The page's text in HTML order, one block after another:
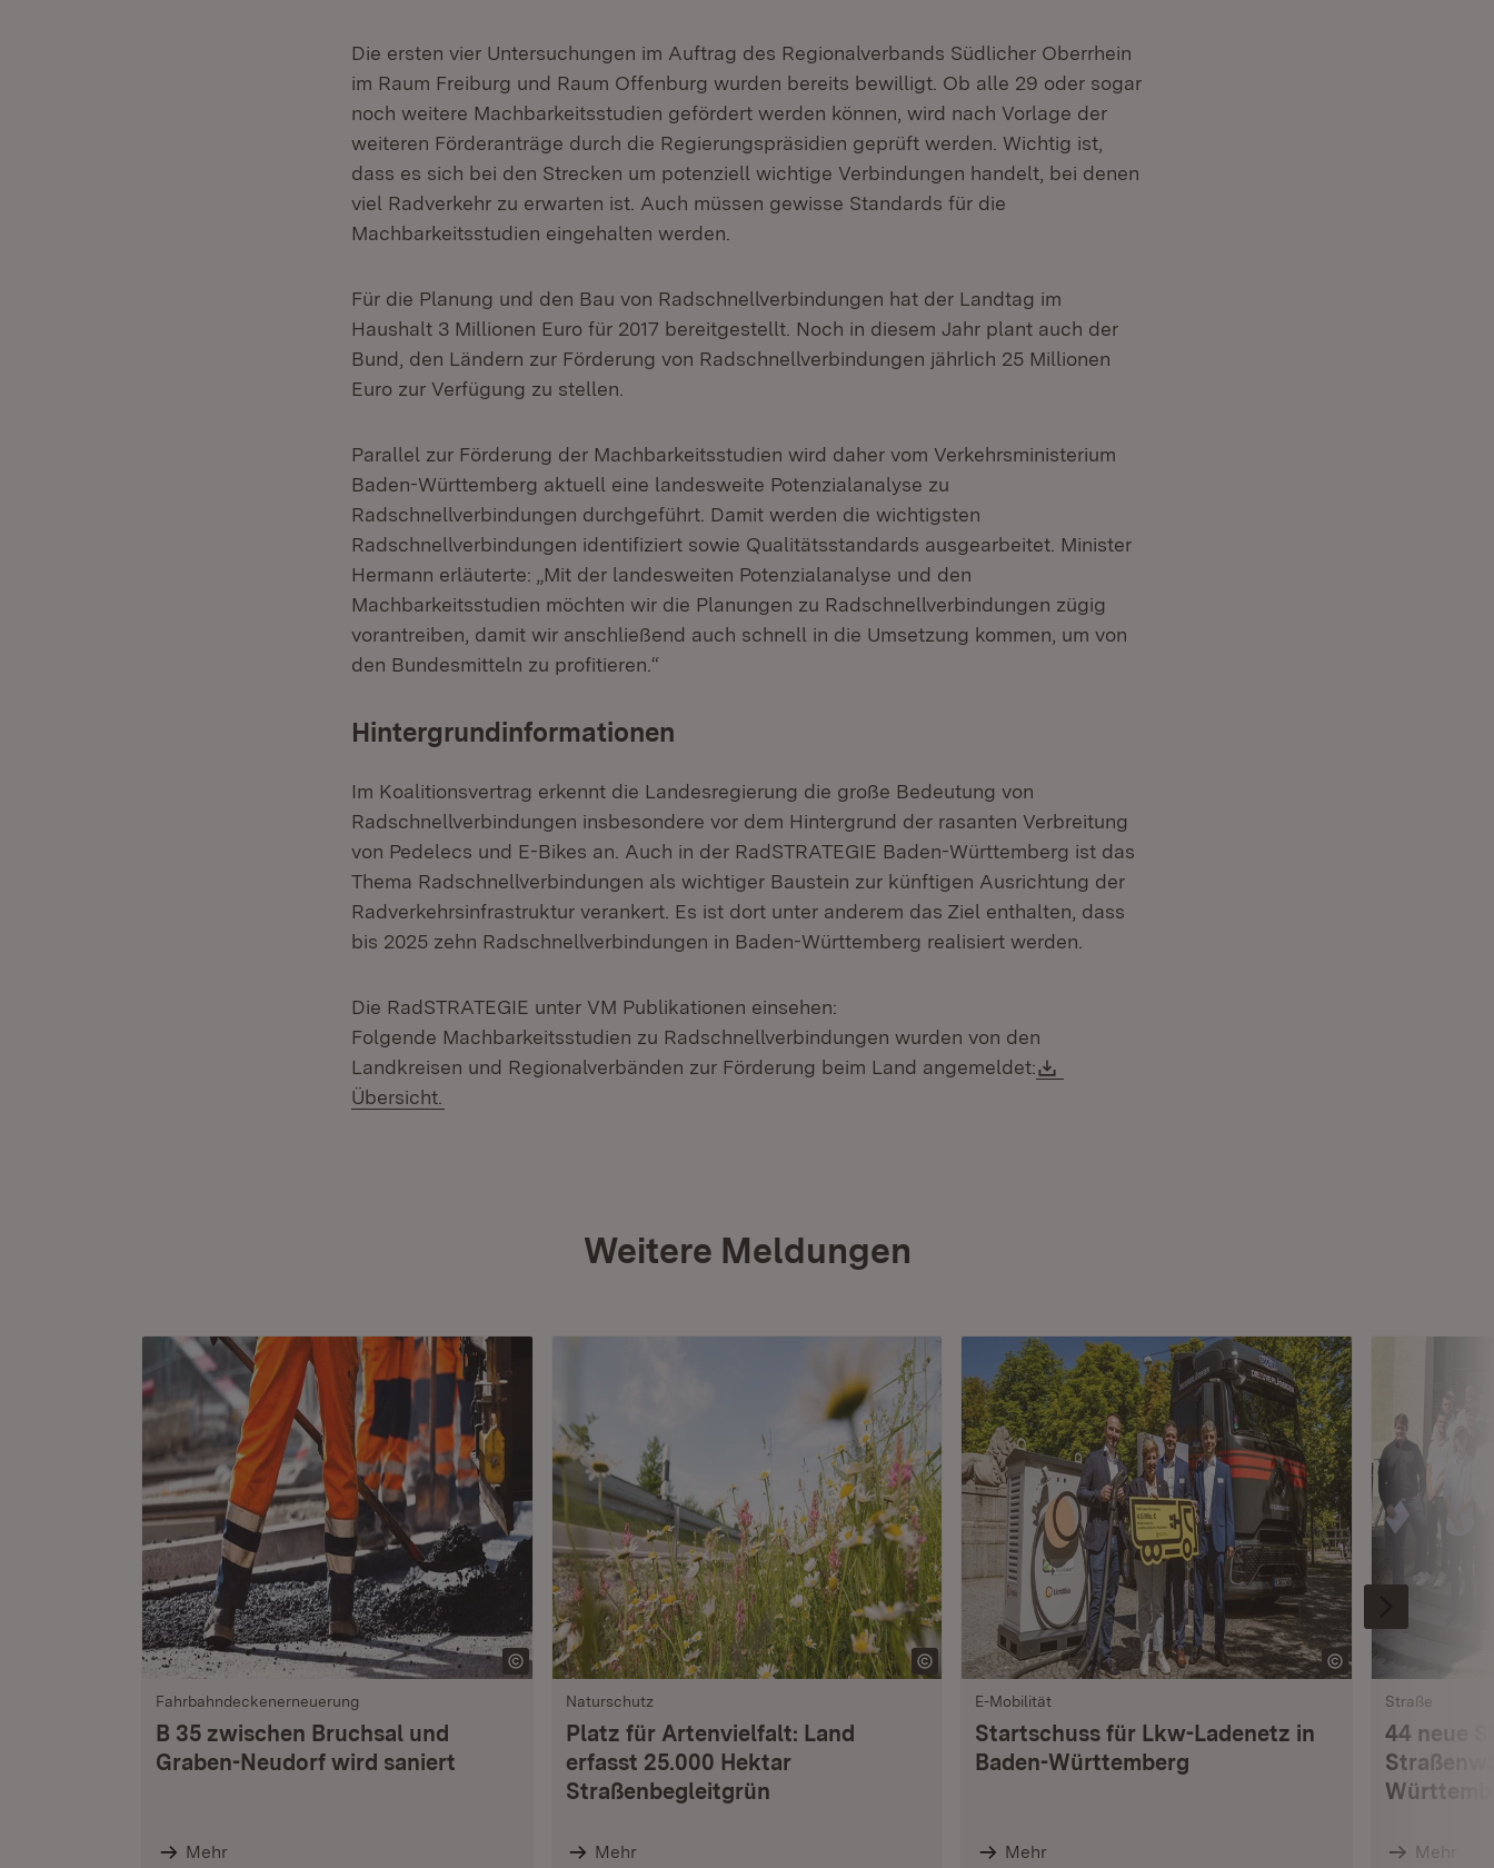
Die ersten vier Untersuchungen im Auftrag des Regionalverbands Südlicher Oberrhein
im Raum Freiburg und Raum Offenburg wurden bereits bewilligt. Ob alle 29 oder sogar
noch weitere Machbarkeitsstudien gefördert werden können, wird nach Vorlage der
weiteren Förderanträge durch die Regierungspräsidien geprüft werden. Wichtig ist,
dass es sich bei den Strecken um potenziell wichtige Verbindungen handelt, bei denen
viel Radverkehr zu erwarten ist. Auch müssen gewisse Standards für die
Machbarkeitsstudien eingehalten werden.
Für die Planung und den Bau von Radschnellverbindungen hat der Landtag im
Haushalt 3 Millionen Euro für 2017 bereitgestellt. Noch in diesem Jahr plant auch der
Bund, den Ländern zur Förderung von Radschnellverbindungen jährlich 25 Millionen
Euro zur Verfügung zu stellen.
Parallel zur Förderung der Machbarkeitsstudien wird daher vom Verkehrsministerium
Baden-Württemberg aktuell eine landesweite Potenzialanalyse zu
Radschnellverbindungen durchgeführt. Damit werden die wichtigsten
Radschnellverbindungen identifiziert sowie Qualitätsstandards ausgearbeitet. Minister
Hermann erläuterte: „Mit der landesweiten Potenzialanalyse und den
Machbarkeitsstudien möchten wir die Planungen zu Radschnellverbindungen zügig
vorantreiben, damit wir anschließend auch schnell in die Umsetzung kommen, um von
den Bundesmitteln zu profitieren.“
Hintergrundinformationen
Im Koalitionsvertrag erkennt die Landesregierung die große Bedeutung von
Radschnellverbindungen insbesondere vor dem Hintergrund der rasanten Verbreitung
von Pedelecs und E-Bikes an. Auch in der RadSTRATEGIE Baden-Württemberg ist das
Thema Radschnellverbindungen als wichtiger Baustein zur künftigen Ausrichtung der
Radverkehrsinfrastruktur verankert. Es ist dort unter anderem das Ziel enthalten, dass
bis 2025 zehn Radschnellverbindungen in Baden-Württemberg realisiert werden.
Die RadSTRATEGIE unter VM Publikationen einsehen:
Folgende Machbarkeitsstudien zu Radschnellverbindungen wurden von den
Landkreisen und Regionalverbänden zur Förderung beim Land angemeldet:
Übersicht.
Weitere Meldungen
Fahrbahndeckenerneuerung
B 35 zwischen Bruchsal und
Graben-Neudorf wird saniert
Mehr
Naturschutz
Platz für Artenvielfalt: Land
erfasst 25.000 Hektar
Straßenbegleitgrün
Mehr
E-Mobilität
Startschuss für Lkw-Ladenetz in
Baden-Württemberg
Mehr
Straße
44 neue
Mehr